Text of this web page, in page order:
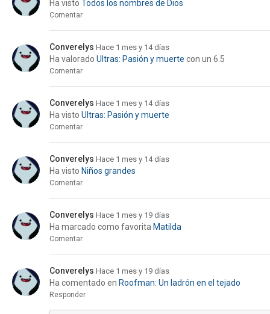
Ha visto Todos los nombres de Dios
Comentar
Converelys Hace 1 mes y 14 días
Ha valorado Ultras: Pasión y muerte con un 6.5
Comentar
Converelys Hace 1 mes y 14 días
Ha visto Ultras: Pasión y muerte
Comentar
Converelys Hace 1 mes y 14 días
Ha visto Niños grandes
Comentar
Converelys Hace 1 mes y 19 días
Ha marcado como favorita Matilda
Comentar
Converelys Hace 1 mes y 19 días
Ha comentado en Roofman: Un ladrón en el tejado
Responder